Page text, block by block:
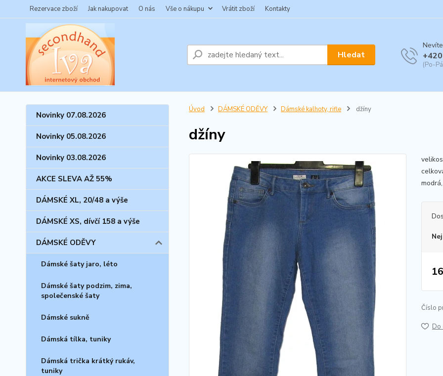
Rezervace zboží Jak nakupovat O nás Vše o nákupu Vrátit zboží Kontakty
Hledat
(Po-
Novinky 07.08.2026
Novinky 05.08.2026
Novinky 03.08.2026
AKCE SLEVA AŽ 55%
DÁMSKÉ XL, 20/48 a výše
DÁMSKÉ XS, dívčí 158 a výše
DÁMSKÉ ODĚVY
Dámské šaty jaro, léto
Dámské šaty podzim, zima,
společenské šaty
Dámské sukně
Dámská tílka, tuniky
Dámská trička krátký rukáv,
tuniky
Úvod DÁMSKÉ ODĚVY Dámské kalhoty, rifle džíny
džíny
Číslo
Do